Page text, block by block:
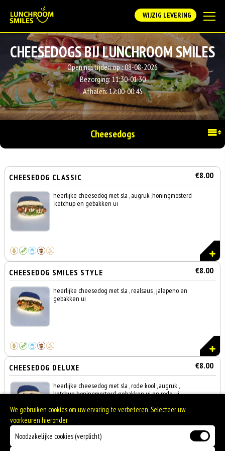
WIJZIG LEVERING
CHEESEDOGS BIJ LUNCHROOM SMILES
Openingstijden op :08-08-2026
Bezorging:11:30-01:30
Afhalen:12:00-00:45
Cheesedogs
CHEESEDOG CLASSIC €8.00
heerlijke cheesedog met sla , augruk ,honingmosterd
,ketchup en gebakken ui
CHEESEDOG SMILES STYLE €8.00
heerlijke cheesedog met sla , realsaus , jalepeno en
gebakken ui
CHEESEDOG DELUXE €8.00
heerlijke cheesedog met sla , rode kool , augruk ,
ketchup, honingmosterd, gebakken ui en rode ui
We gebruiken cookies om uw ervaring te verbeteren. Selecteer uw
voorkeuren hieronder
Noodzakelijke cookies (verplicht)